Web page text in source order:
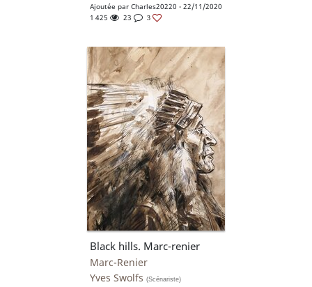
Ajoutée par Charles20220 - 22/11/2020
1 425
23 3
Black hills. Marc-renier
Marc-Renier
Yves Swolfs (Scénariste)